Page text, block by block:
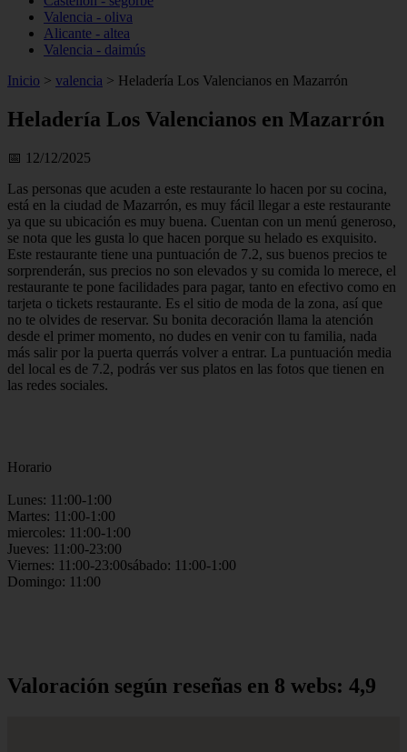
Valencia - oliva
Alicante - altea
Valencia - daimús
Inicio > valencia > Heladería Los Valencianos en Mazarrón
Heladería Los Valencianos en Mazarrón
📅 12/12/2025
Las personas que acuden a este restaurante lo hacen por su cocina,
está en la ciudad de Mazarrón, es muy fácil llegar a este restaurante
ya que su ubicación es muy buena. Cuentan con un menú generoso,
se nota que les gusta lo que hacen porque su helado es exquisito.
Este restaurante tiene una puntuación de 7.2, sus buenos precios te
sorprenderán, sus precios no son elevados y su comida lo merece, el
restaurante te pone facilidades para pagar, tanto en efectivo como en
tarjeta o tickets restaurante. Es el sitio de moda de la zona, así que
no te olvides de reservar. Su bonita decoración llama la atención
desde el primer momento, no dudes en venir con tu familia, nada
más salir por la puerta querrás volver a entrar. La puntuación media
del local es de 7.2, podrás ver sus platos en las fotos que tienen en
las redes sociales.
Horario
Lunes: 11:00-1:00
Martes: 11:00-1:00
miercoles: 11:00-1:00
Jueves: 11:00-23:00
Viernes: 11:00-23:00sábado: 11:00-1:00
Domingo: 11:00
Valoración según reseñas en 8 webs: 4,9